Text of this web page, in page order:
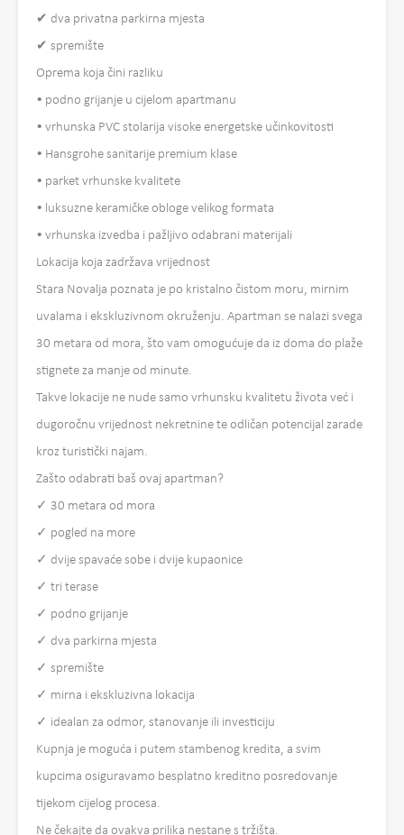
✔ dva privatna parkirna mjesta
✔ spremište
Oprema koja čini razliku
• podno grijanje u cijelom apartmanu
• vrhunska PVC stolarija visoke energetske učinkovitosti
• Hansgrohe sanitarije premium klase
• parket vrhunske kvalitete
• luksuzne keramičke obloge velikog formata
• vrhunska izvedba i pažljivo odabrani materijali
Lokacija koja zadržava vrijednost
Stara Novalja poznata je po kristalno čistom moru, mirnim
uvalama i ekskluzivnom okruženju. Apartman se nalazi svega
30 metara od mora, što vam omogućuje da iz doma do plaže
stignete za manje od minute.
Takve lokacije ne nude samo vrhunsku kvalitetu života već i
dugoročnu vrijednost nekretnine te odličan potencijal zarade
kroz turistički najam.
Zašto odabrati baš ovaj apartman?
✓ 30 metara od mora
✓ pogled na more
✓ dvije spavaće sobe i dvije kupaonice
✓ tri terase
✓ podno grijanje
✓ dva parkirna mjesta
✓ spremište
✓ mirna i ekskluzivna lokacija
✓ idealan za odmor, stanovanje ili investiciju
Kupnja je moguća i putem stambenog kredita, a svim
kupcima osiguravamo besplatno kreditno posredovanje
tijekom cijelog procesa.
Ne čekajte da ovakva prilika nestane s tržišta.